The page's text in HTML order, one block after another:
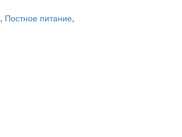
, Постное питание,